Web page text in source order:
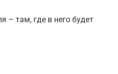
– там, где в него будет